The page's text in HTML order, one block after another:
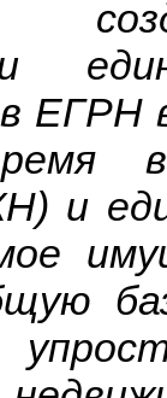
ЕГРН
в
и